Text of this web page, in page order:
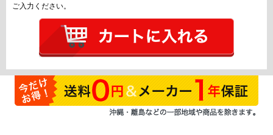
ご入力ください。